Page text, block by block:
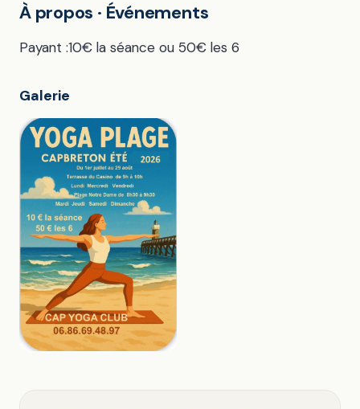
À propos · Événements
Payant :10€ la séance ou 50€ les 6
Galerie